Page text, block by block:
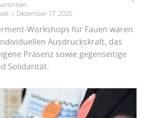
Dezember 17, 2025
Workshops für Fauen waren
Ausdruckskraft, das
Präsenz sowie gegenseitige
Solidarität.